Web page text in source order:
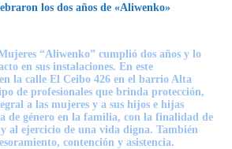
los dos años de «Aliwenko»
“Aliwenko” cumplió dos años y lo
en sus instalaciones. En este
la calle El Ceibo 426 en el barrio Alta
de profesionales que brinda protección,
a las mujeres y a sus hijos e hijas
de género en la familia, con la finalidad de
al ejercicio de una vida digna. También
contención y asistencia.